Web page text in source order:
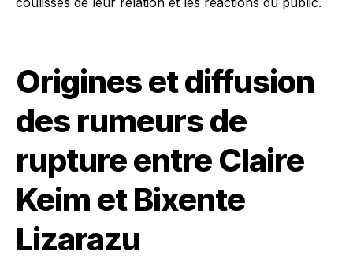
Origines et diffusion
des rumeurs de
rupture entre Claire
Keim et Bixente
Lizarazu